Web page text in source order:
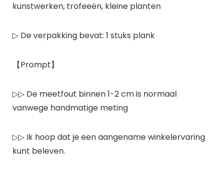
kunstwerken, trofeeën, kleine planten
▷ De verpakking bevat: 1 stuks plank
【Prompt】
▷▷ De meetfout binnen 1-2 cm is normaal
vanwege handmatige meting
▷▷ Ik hoop dat je een aangename winkelervaring
kunt beleven.